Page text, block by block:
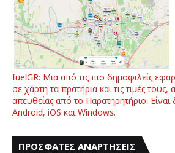
fuelGR: Μια από τις πιο δημοφιλείς
σε χάρτη τα πρατήρια και τις τιμές
απευθείας από το Παρατηρητήριο. Είναι
Android, iOS και Windows.
ΠΡΟΣΦΑΤΕΣ ΑΝΑΡΤΗΣΕΙΣ